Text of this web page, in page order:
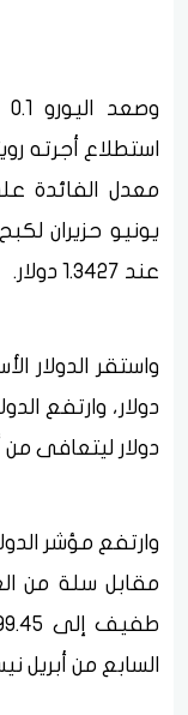
استطلاع أجرته
يونيو حزيران
عند 1.3427 دولار.
دولار ليتعافى
وارتفع مؤشر
مقابل سلة من
السابع من أبريل